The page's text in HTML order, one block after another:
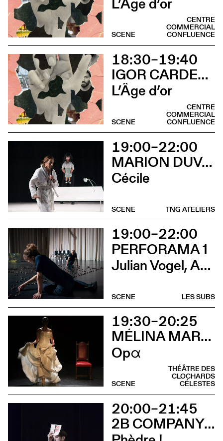
CENTRE
COMMERCIAL
CONFLUENCE
SCENE
18:30–19:40
IGOR CARDELLINI & TOMAS GONZALEZ
L’Âge d’or
CENTRE
COMMERCIAL
CONFLUENCE
SCENE
19:00–22:00
MARION DUVAL - CHRIS CADILLAC
Cécile
TNG ATELIERS
SCENE
19:00–22:00
PERFORAMA 1
Julian Vogel, Aurélien Dougé, Igor Cardellini & Tomas Gonzalez
LES SUBS
SCENE
19:30–20:25
MÉLINA MARTIN
Opα
THÉÂTRE DES
CLOCHARDS
CÉLESTES
SCENE
20:00–21:45
2B COMPANY - FRANÇOIS GREMAUD